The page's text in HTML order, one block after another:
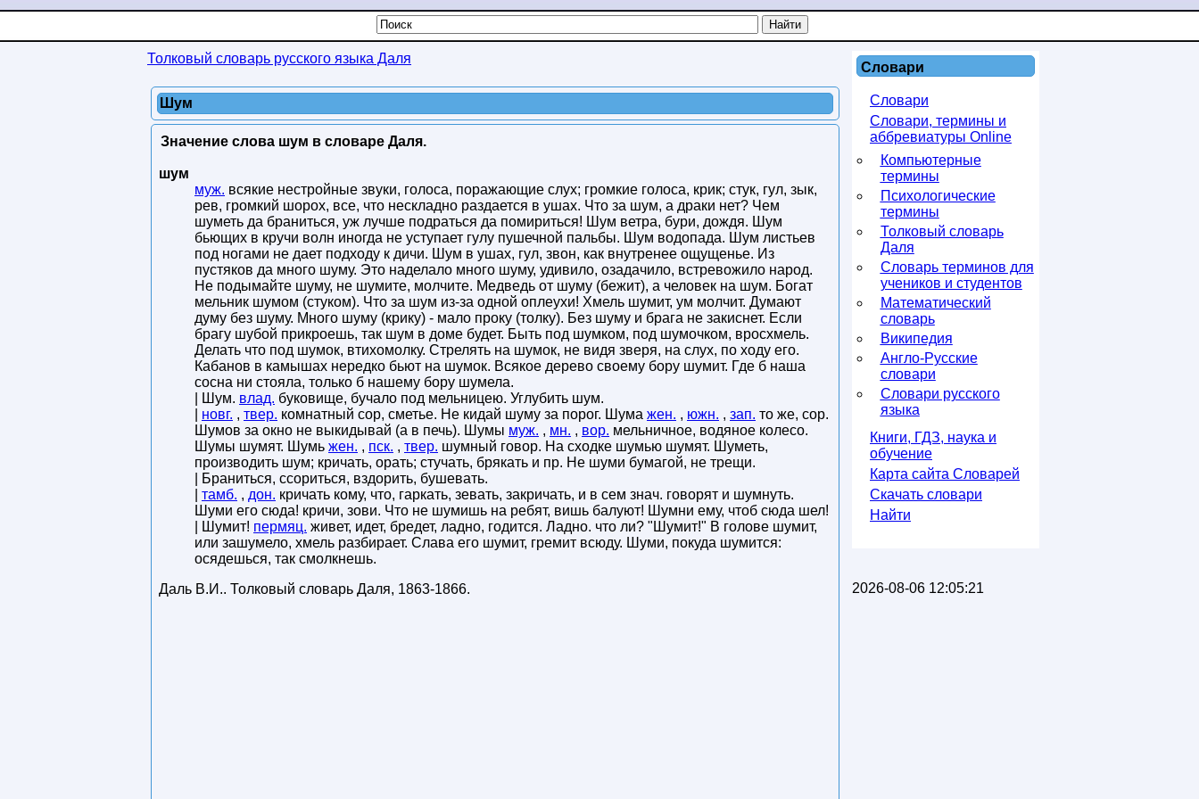
Толковый словарь русского языка Даля
Шум
Значение слова шум в словаре Даля.
шум
муж. всякие нестройные звуки, голоса, поражающие слух; громкие голоса, крик; стук, гул, зык,
рев, громкий шорох, все, что нескладно раздается в ушах. Что за шум, а драки нет? Чем
шуметь да браниться, уж лучше подраться да помириться! Шум ветра, бури, дождя. Шум
бьющих в кручи волн иногда не уступает гулу пушечной пальбы. Шум водопада. Шум листьев
под ногами не дает подходу к дичи. Шум в ушах, гул, звон, как внутренее ощущенье. Из
пустяков да много шуму. Это наделало много шуму, удивило, озадачило, встревожило народ.
Не подымайте шуму, не шумите, молчите. Медведь от шуму (бежит), а человек на шум. Богат
мельник шумом (стуком). Что за шум из-за одной оплеухи! Хмель шумит, ум молчит. Думают
думу без шуму. Много шуму (крику) - мало проку (толку). Без шуму и брага не закиснет. Если
брагу шубой прикроешь, так шум в доме будет. Быть под шумком, под шумочком, вросхмель.
Делать что под шумок, втихомолку. Стрелять на шумок, не видя зверя, на слух, по ходу его.
Кабанов в камышах нередко бьют на шумок. Всякое дерево своему бору шумит. Где б наша
сосна ни стояла, только б нашему бору шумела.
| Шум. влад. буковище, бучало под мельницею. Углубить шум.
новг. , твер. комнатный сор, сметье. Не кидай шуму за порог. Шума жен. , южн. , зап. то же, сор.
Шумов за окно не выкидывай (а в печь). Шумы муж. , мн. , вор. мельничное, водяное колесо.
Шумы шумят. Шумь жен. , пск. , твер. шумный говор. На сходке шумью шумят. Шуметь,
производить шум; кричать, орать; стучать, брякать и пр. Не шуми бумагой, не трещи.
| Браниться, ссориться, вздорить, бушевать.
тамб. , дон. кричать кому, что, гаркать, зевать, закричать, и в сем знач. говорят и шумнуть.
Шуми его сюда! кричи, зови. Что не шумишь на ребят, вишь балуют! Шумни ему, чтоб сюда шел!
| Шумит! пермяц. живет, идет, бредет, ладно, годится. Ладно. что ли? "Шумит!" В голове шумит,
или зашумело, хмель разбирает. Слава его шумит, гремит всюду. Шуми, покуда шумится:
осядешься, так смолкнешь.
Даль В.И.. Толковый словарь Даля, 1863-1866.
Словари
Словари
Словари, термины и
аббревиатуры Online
Компьютерные
термины
Психологические
термины
Толковый словарь
Даля
Словарь терминов для
учеников и студентов
Математический
словарь
Википедия
Англо-Русские
словари
Словари русского
языка
Книги, ГДЗ, наука и
обучение
Карта сайта Словарей
Скачать словари
Найти
2026-08-06 12:05:21